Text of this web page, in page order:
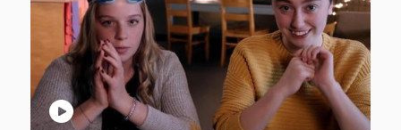
play_circle